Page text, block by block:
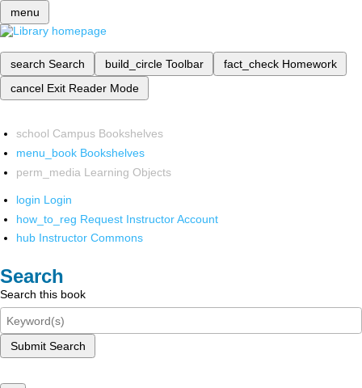
menu
search Search build_circle Toolbar fact_check Homework
cancel Exit Reader Mode
school Campus Bookshelves
menu_book Bookshelves
perm_media Learning Objects
login Login
how_to_reg Request Instructor Account
hub Instructor Commons
Search
Search this book
Submit Search